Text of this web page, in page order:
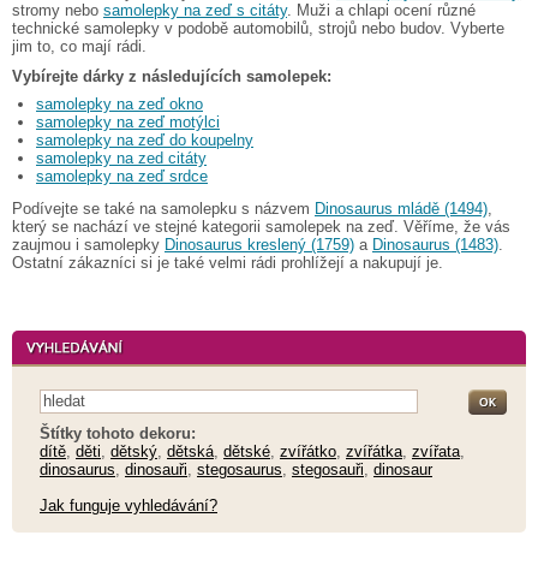
stromy nebo samolepky na zeď s citáty. Muži a chlapi ocení různé
technické samolepky v podobě automobilů, strojů nebo budov. Vyberte
jim to, co mají rádi.
Vybírejte dárky z následujících samolepek:
samolepky na zeď okno
samolepky na zeď motýlci
samolepky na zeď do koupelny
samolepky na zed citáty
samolepky na zeď srdce
Podívejte se také na samolepku s názvem Dinosaurus mládě (1494)
který se nachází ve stejné kategorii samolepek na zeď. Věříme, že vás
zaujmou i samolepky Dinosaurus kreslený (1759) a Dinosaurus (1483)
Ostatní zákazníci si je také velmi rádi prohlížejí a nakupují je.
Štítky tohoto dekoru:
dítě děti dětský dětská dětské zvířátko zvířátka zvířata
dinosaurus dinosauři stegosaurus stegosauři dinosaur
Jak funguje vyhledávání?